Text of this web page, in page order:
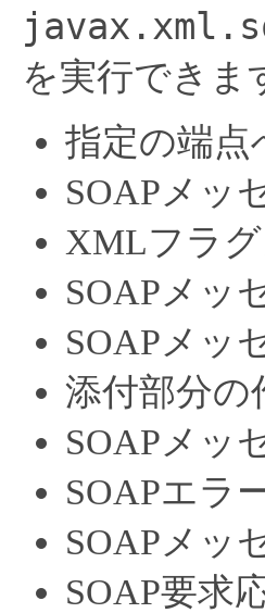
を実行できま
指定の端点
SOAPメッ
XMLフラ
SOAPメッ
SOAPメッ
添付部分の
SOAPメッ
SOAPエラ
SOAPメッ
SOAP要求